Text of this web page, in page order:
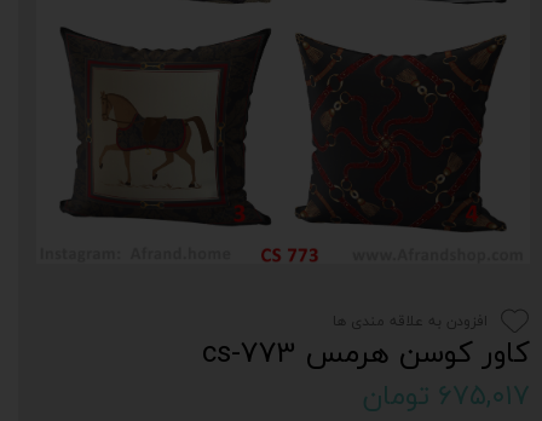
کاور کوسن هرمس cs-773
۶۷۵,۰۱۷ تومان
افزودن به علاقه مندی ها